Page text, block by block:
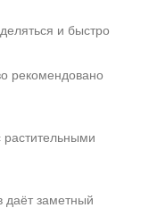
и быстро
рекомендовано
растительными
даёт заметный